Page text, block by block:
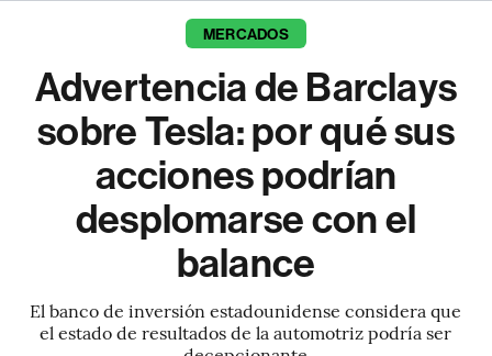
MERCADOS
Advertencia de Barclays
sobre Tesla: por qué sus
acciones podrían
desplomarse con el
balance
El banco de inversión estadounidense considera que
el estado de resultados de la automotriz podría ser